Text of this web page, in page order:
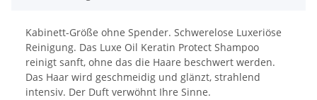
Kabinett-Größe ohne Spender. Schwerelose Luxeriöse
Reinigung. Das Luxe Oil Keratin Protect Shampoo
reinigt sanft, ohne das die Haare beschwert werden.
Das Haar wird geschmeidig und glänzt, strahlend
intensiv. Der Duft verwöhnt Ihre Sinne.